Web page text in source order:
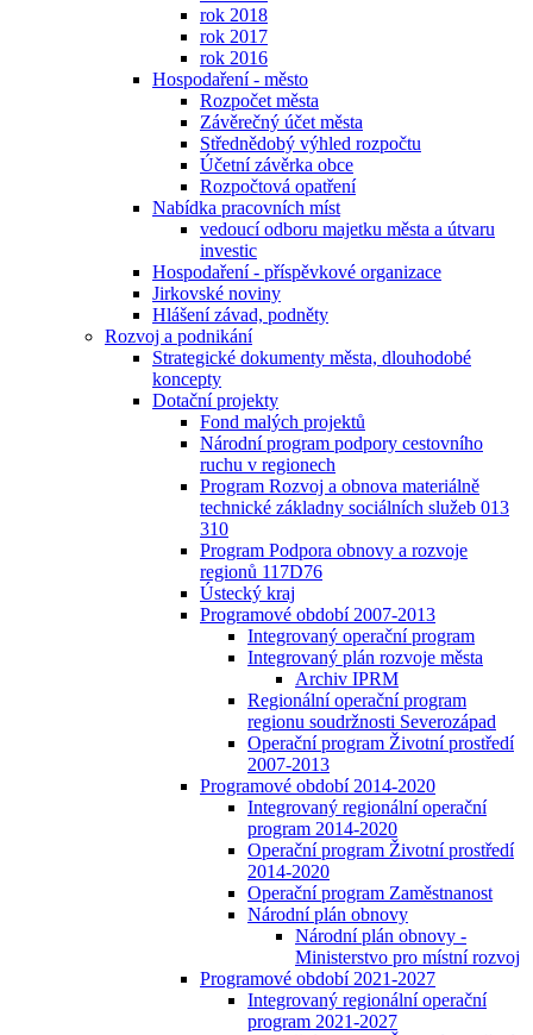
rok 2018
rok 2017
rok 2016
Hospodaření - město
Rozpočet města
Závěrečný účet města
Střednědobý výhled rozpočtu
Účetní závěrka obce
Rozpočtová opatření
Nabídka pracovních míst
vedoucí odboru majetku města a útvaru
investic
Hospodaření - příspěvkové organizace
Jirkovské noviny
Hlášení závad, podněty
Rozvoj a podnikání
Strategické dokumenty města, dlouhodobé
koncepty
Dotační projekty
Fond malých projektů
Národní program podpory cestovního
ruchu v regionech
Program Rozvoj a obnova materiálně
technické základny sociálních služeb 013
310
Program Podpora obnovy a rozvoje
regionů 117D76
Ústecký kraj
Programové období 2007-2013
Integrovaný operační program
Integrovaný plán rozvoje města
Archiv IPRM
Regionální operační program
regionu soudržnosti Severozápad
Operační program Životní prostředí
2007-2013
Programové období 2014-2020
Integrovaný regionální operační
program 2014-2020
Operační program Životní prostředí
2014-2020
Operační program Zaměstnanost
Národní plán obnovy
Národní plán obnovy -
Ministerstvo pro místní rozvoj
Programové období 2021-2027
Integrovaný regionální operační
program 2021-2027